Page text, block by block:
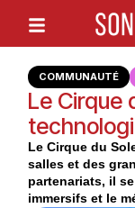
COMMUNAUTÉ
Le Cirque
Le Cirque du
salles et des
partenariats, il
immersifs et le